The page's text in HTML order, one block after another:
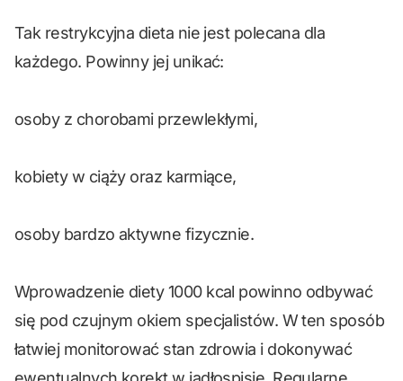
Tak restrykcyjna dieta nie jest polecana dla
każdego. Powinny jej unikać:
osoby z chorobami przewlekłymi,
kobiety w ciąży oraz karmiące,
osoby bardzo aktywne fizycznie.
Wprowadzenie diety 1000 kcal powinno odbywać
się pod czujnym okiem specjalistów. W ten sposób
łatwiej monitorować stan zdrowia i dokonywać